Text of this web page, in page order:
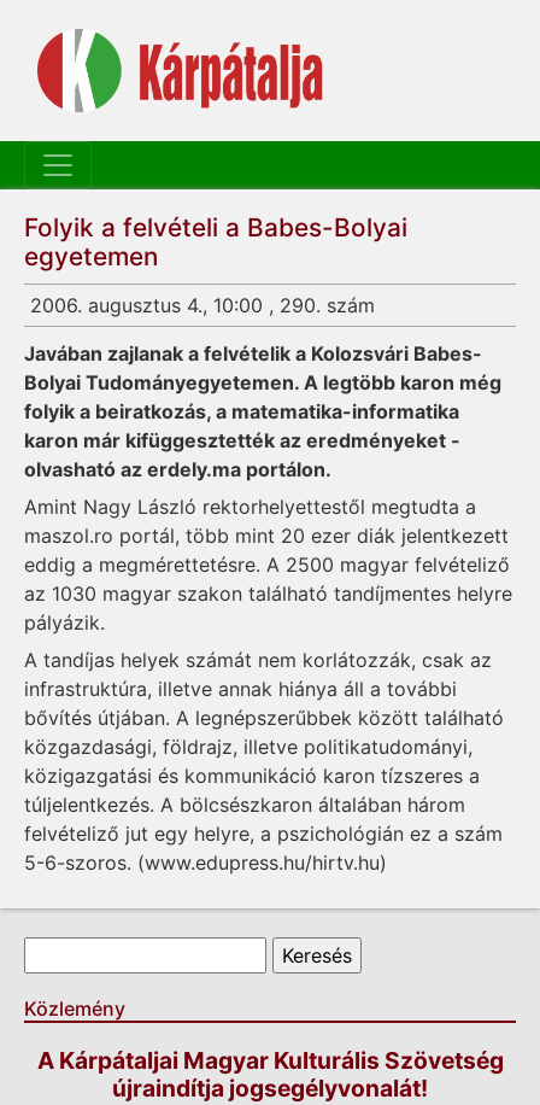
Folyik a felvételi a Babes-Bolyai
egyetemen
2006. augusztus 4., 10:00 , 290. szám
Javában zajlanak a felvételik a Kolozsvári Babes-
Bolyai Tudományegyetemen. A legtöbb karon még
folyik a beiratkozás, a matematika-informatika
karon már kifüggesztették az eredményeket -
olvasható az erdely.ma portálon.
Amint Nagy László rektorhelyettestől megtudta a
maszol.ro portál, több mint 20 ezer diák jelentkezett
eddig a megmérettetésre. A 2500 magyar felvételiző
az 1030 magyar szakon található tandíjmentes helyre
pályázik.
A tandíjas helyek számát nem korlátozzák, csak az
infrastruktúra, illetve annak hiánya áll a további
bővítés útjában. A legnépszerűbbek között található
közgazdasági, földrajz, illetve politikatudományi,
közigazgatási és kommunikáció karon tízszeres a
túljelentkezés. A bölcsészkaron általában három
felvételiző jut egy helyre, a pszichológián ez a szám
5-6-szoros. (www.edupress.hu/hirtv.hu)
Keresés űrlap
Közlemény
A Kárpátaljai Magyar Kulturális Szövetség
újraindítja jogsegélyvonalát!